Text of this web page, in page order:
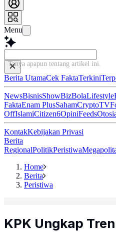
Menu
Tanya apapun tentang artikel ini...
Berita UtamaCek FaktaTerkini
NewsBisnisShowBizBolaLifestyle
FaktaEnam PlusSahamCryptoTV
OffIslamiCitizen6OpiniFeeds
KontakKebijakan Privasi
Berita
RegionalPolitikPeristiwa
Home
Berita
Peristiwa
KPK Ungkap